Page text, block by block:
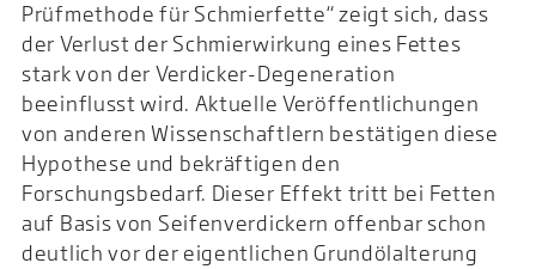
Prüfmethode für Schmierfette“ zeigt sich, dass
der Verlust der Schmierwirkung eines Fettes
stark von der Verdicker-Degeneration
beeinflusst wird. Aktuelle Veröffentlichungen
von anderen Wissenschaftlern bestätigen diese
Hypothese und bekräftigen den
Forschungsbedarf. Dieser Effekt tritt bei Fetten
auf Basis von Seifenverdickern offenbar schon
deutlich vor der eigentlichen Grundölalterung